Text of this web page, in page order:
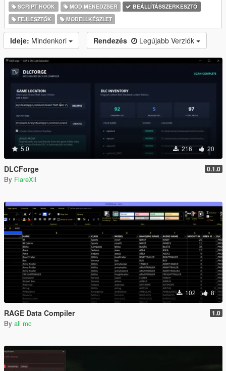
SCRIPT HOOK MOD MENEDZSER
BEÁLLÍTÁSSZERKESZTŐ
FEJLESZTŐK
MODELLKÉSZLET
Ideje: Mindenkori Rendezés Legújabb Verziók
5.0 216 20
DLCForge 0.1.0
By FlareXll
102 8
RAGE Data Compiler 1.0
By ali mc